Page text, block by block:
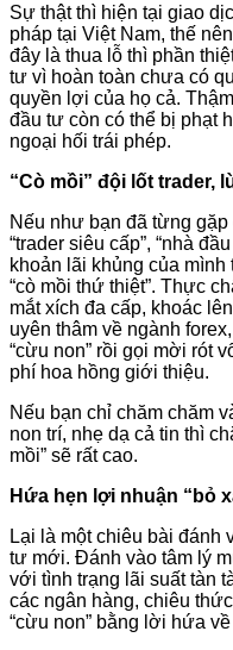
Sự thật thì hiện tại giao
pháp tại Việt Nam, thế
đây là thua lỗ thì phần
tư vì hoàn toàn chưa có
quyền lợi của họ cả.
đầu tư còn có thể bị phạt
ngoại hối trái phép.
“Cò mồi” đội lốt trader,
Nếu như bạn đã từng gặp
“trader siêu cấp”, “nhà
khoản lãi khủng của
“cò mồi thứ thiệt”. Thực
mắt xích đa cấp, khoác
uyên thâm về ngành
“cừu non” rồi gọi mời rót
phí hoa hồng giới thiệu.
Nếu bạn chỉ chăm chăm
non trí, nhẹ dạ cả tin thì
mồi” sẽ rất cao.
Hứa hẹn lợi nhuận “bỏ
Lại là một chiêu bài đánh
tư mới. Đánh vào tâm lý
với tình trạng lãi suất tàn
các ngân hàng, chiêu
“cừu non” bằng lời hứa